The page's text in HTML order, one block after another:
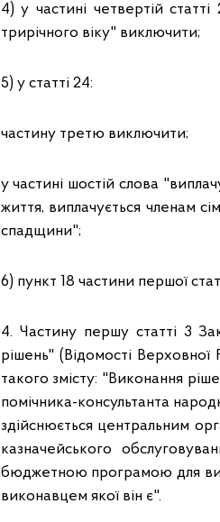
4) у частині четвертій
трирічного віку" виключити;
5) у статті 24:
частину третю виключити;
у частині шостій слова
життя, виплачується членам
спадщини";
6) пункт 18 частини першої
4. Частину першу статті 3
рішень" (Відомості
такого змісту: "Виконання
помічника-консультанта
здійснюється центральним
казначейського
бюджетною програмою для
виконавцем якої він є".